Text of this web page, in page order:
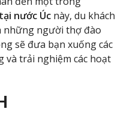
nước Úc này, du khách
những người thợ đào
sẽ đưa bạn xuống các
và trải nghiệm các hoạt